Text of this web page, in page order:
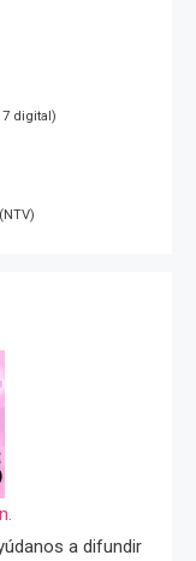
digital)
a difundir